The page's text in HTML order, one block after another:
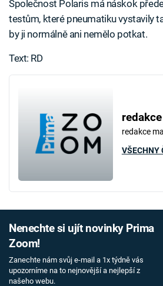
Společnost Polaris má náskok
testům, které pneumatiku vystavily
by ji normálně ani nemělo potkat.
Text: RD
redakce
VŠECHNY
Nenechte si ujít novinky Prima
Zoom!
Zanechte nám svůj e-mail a 1x týdně vás
upozorníme na to nejnovější a nejlepší z
našeho webu.